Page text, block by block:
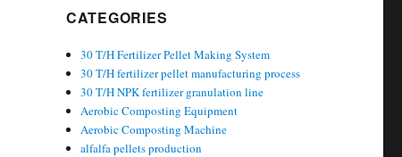
CATEGORIES
30 T/H Fertilizer Pellet Making System
30 T/H fertilizer pellet manufacturing process
30 T/H NPK fertilizer granulation line
Aerobic Composting Equipment
Aerobic Composting Machine
alfalfa pellets production